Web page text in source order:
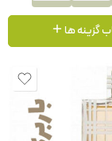
گزینه ها